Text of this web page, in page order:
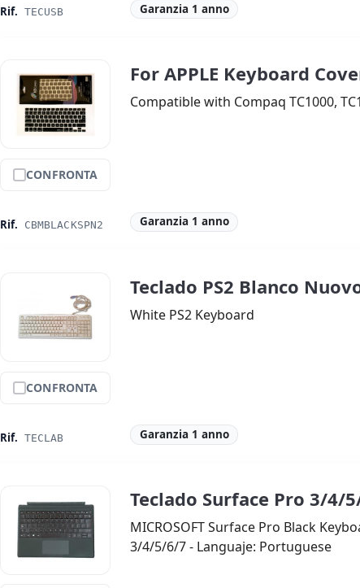
Rif. TECUSB Garanzia 1 anno
CONFRONTA
Rif. CBMBLACKSPN2
For APPLE Keyboard
Compatible with Compaq TC1000,
Garanzia 1 anno
CONFRONTA
Rif. TECLAB
Teclado PS2 Blanco
White PS2 Keyboard
Garanzia 1 anno
Teclado Surface Pro 3/4/
MICROSOFT Surface Pro Black
3/4/5/6/7 - Languaje: Portuguese